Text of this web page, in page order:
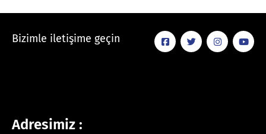
Bizimle iletişime geçin
Adresimiz :